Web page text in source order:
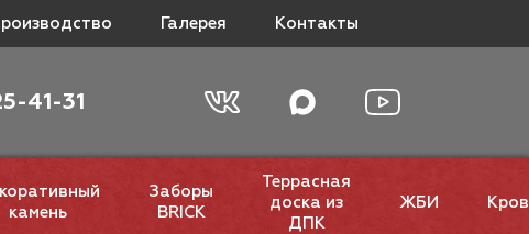
Галерея Контакты
41-31
камень
Заборы
BRICK
Террасная
доска из
ДПК
ЖБИ